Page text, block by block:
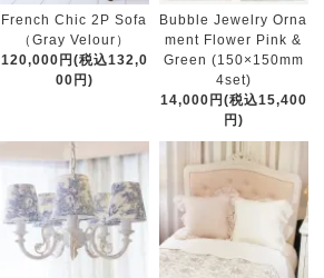
French Chic 2P Sofa
（Gray Velour）
120,000円(税込132,0
00円)
Bubble Jewelry Orna
ment Flower Pink &
Green (150×150mm
4set)
14,000円(税込15,400
円)